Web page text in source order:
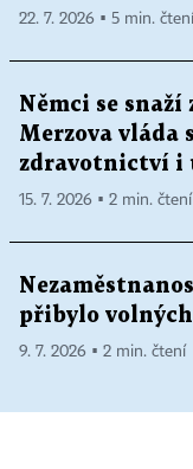
22. 7. 2026 ▪ 5 min. čtení
Němci se
Merzova
zdravotnictví i
15. 7. 2026 ▪ 2 min. čtení
přibylo
9. 7. 2026 ▪ 2 min. čtení